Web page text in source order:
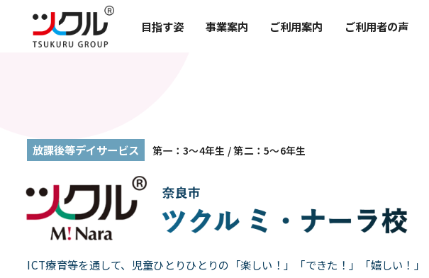
目指す姿 事業案内 ご利用案内 ご利用者の声
放課後等デイサービス 第一：3〜4年生 / 第二：5〜6年生
ICT療育等を通して、児童ひとりひとりの「楽しい！」「できた！」「嬉しい！」